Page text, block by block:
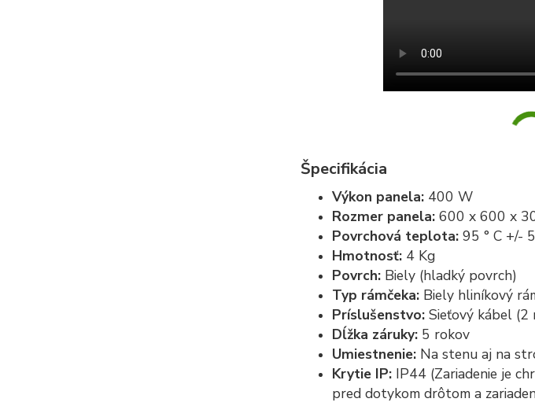
Špecifikácia
Výkon panela: 400 W
Rozmer panela: 600 x 600 x
Povrchová teplota:95 ° C +/-
Hmotnosť: 4 Kg
Povrch:Biely (hladký povrch)
Typ rámčeka: Biely hliníkový
Príslušenstvo:Sieťový kábel (2
Dĺžka záruky: 5 rokov
Umiestnenie:Na stenu aj na
Krytie IP:IP44 (Zariadenie je
pred dotykom drôtom a